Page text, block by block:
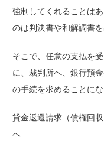
強制してくれることは
のは判決書や和解調書
そこで、任意の支払を
に、裁判所へ、銀行預
の手続を求めることにな
貸金返還請求（債権回
へ